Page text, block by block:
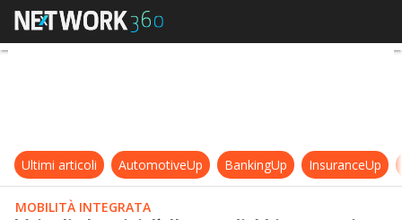
Veicoli elettrici: l’alleanza di 4 big
Ultimi articoli AutomotiveUp BankingUp InsuranceUp
MOBILITÀ INTEGRATA